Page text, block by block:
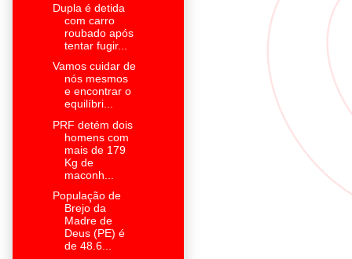
Dupla é detida
com carro
roubado após
tentar fugir...
Vamos cuidar de
nós mesmos
e encontrar o
equilíbri...
PRF detém dois
homens com
mais de 179
Kg de
maconh...
População de
Brejo da
Madre de
Deus (PE) é
de 48.6...